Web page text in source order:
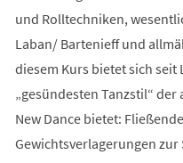
und Rolltechniken,
Laban/ Bartenieff und
diesem Kurs bietet sich seit
„gesündesten Tanzstil“
New Dance bietet:
Gewichtsverlagerungen zur